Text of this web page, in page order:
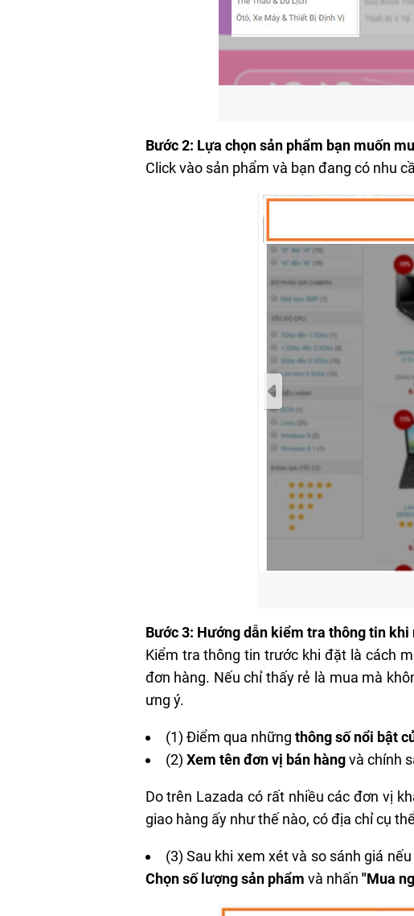
Bước 2: Lựa chọn sản phẩm bạn muốn
Click vào sản phẩm và bạn đang có nhu
Bước 3: Hướng dẫn kiểm tra thông tin khi
Kiểm tra thông tin trước khi đặt làcách
đơn hàng. Nếu chỉ thấy rẻ là mua mà
ưng ý.
(1) Điểm qua những thông số nổi bật
(2) Xem tên đơn vị bán hàngvà chính
Do trên Lazada có rất nhiều các đơn vị
giao hàng ấy như thế nào, có địa chỉ cụ
(3) Sau khi xem xét và so sánh giá
Chọn số lượng sản phẩm và nhấn "Mua